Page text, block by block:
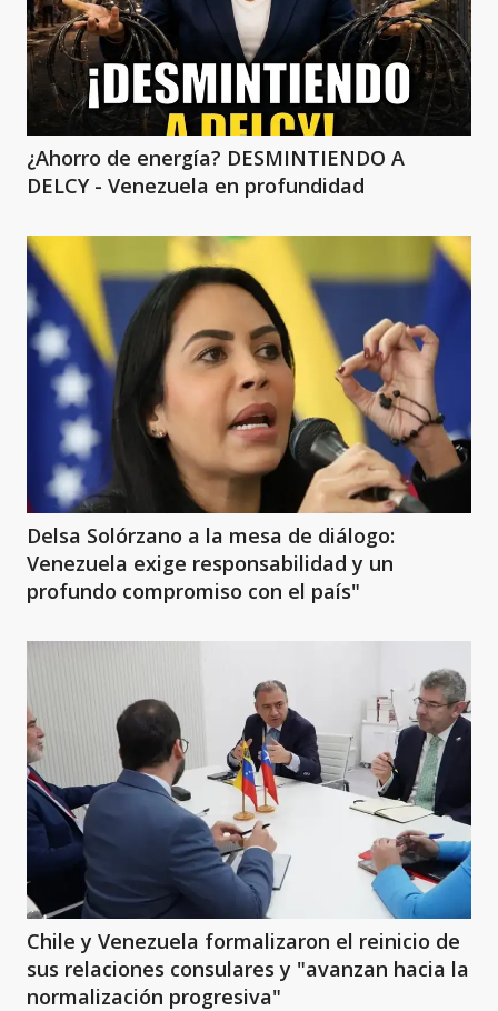
¿Ahorro de energía? DESMINTIENDO A
DELCY - Venezuela en profundidad
Delsa Solórzano a la mesa de diálogo:
Venezuela exige responsabilidad y un
profundo compromiso con el país"
Chile y Venezuela formalizaron el reinicio de
sus relaciones consulares y "avanzan hacia la
normalización progresiva"